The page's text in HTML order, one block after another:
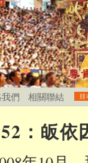
們 相關聯結
：皈依